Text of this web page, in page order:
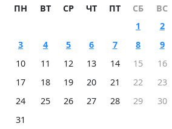
ПН ВТ СР ЧТ ПТ СБ
ВС
1
2
3
4 5 6 7 8
9
10
11 12 13 14 15
16
17
18 19 20 21 22
23
24
25 26 27 28 29
30
31